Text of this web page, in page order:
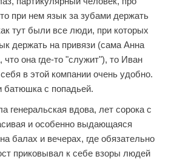
при нем язык за зубами держать
тут были все люди, при которых
держать на привязи (сама Анна
что она где-то "служит"), то Иван
в этой компании очень удобно.
батюшка с попадьей.
генеральская вдова, лет сорока с
и особенно выдающаяся
балах и вечерах, где обязательно
приковывал к себе взоры людей